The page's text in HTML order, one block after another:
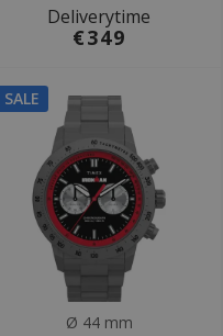
Deliverytime
€349
SALE
Ø 44 mm